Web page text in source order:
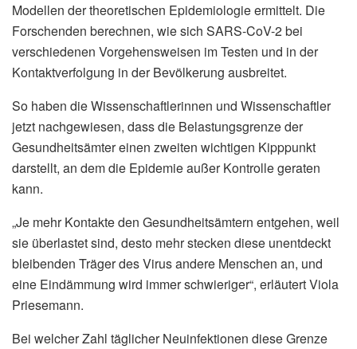
Modellen der theoretischen Epidemiologie ermittelt. Die
Forschenden berechnen, wie sich SARS-CoV-2 bei
verschiedenen Vorgehensweisen im Testen und in der
Kontaktverfolgung in der Bevölkerung ausbreitet.
So haben die Wissenschaftlerinnen und Wissenschaftler
jetzt nachgewiesen, dass die Belastungsgrenze der
Gesundheitsämter einen zweiten wichtigen Kipppunkt
darstellt, an dem die Epidemie außer Kontrolle geraten
kann.
„Je mehr Kontakte den Gesundheitsämtern entgehen, weil
sie überlastet sind, desto mehr stecken diese unentdeckt
bleibenden Träger des Virus andere Menschen an, und
eine Eindämmung wird immer schwieriger“, erläutert Viola
Priesemann.
Bei welcher Zahl täglicher Neuinfektionen diese Grenze